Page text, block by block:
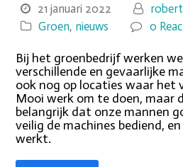
21 januari 2022
robert
Groen, nieuws 0
Bij het groenbedrijf werken
verschillende en gevaarlijke
ook nog op locaties waar het
Mooi werk om te doen, maar
belangrijk dat onze mannen
veilig de machines bediend,
werkt.